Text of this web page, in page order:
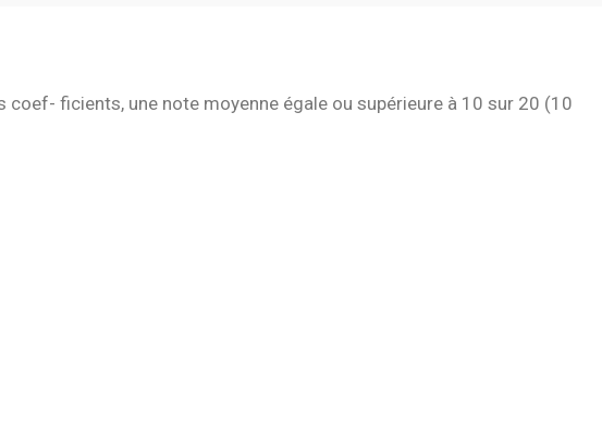
ficients, une note moyenne égale ou supérieure à 10 sur 20 (10